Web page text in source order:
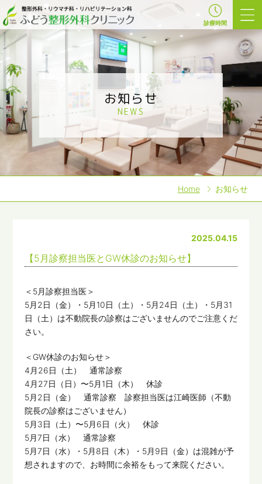
診療時間
お知らせ
NEWS
Home お知らせ
2025.04.15
【5月診察担当医とGW休診のお知らせ】
＜5月診察担当医＞
5月2日（金）・5月10日（土）・5月24日（土）・5月31
日（土）は不動院長の診察はございませんのでご注意くだ
さい。
＜GW休診のお知らせ＞
4月26日（土） 通常診察
4月27日（日）〜5月1日（木） 休診
5月2日（金） 通常診察 診察担当医は江崎医師（不動
院長の診察はございません）
5月3日（土）〜5月6日（火） 休診
5月7日（水） 通常診察
5月7日（水）・5月8日（木）・5月9日（金）は混雑が予
想されますので、お時間に余裕をもって来院ください。